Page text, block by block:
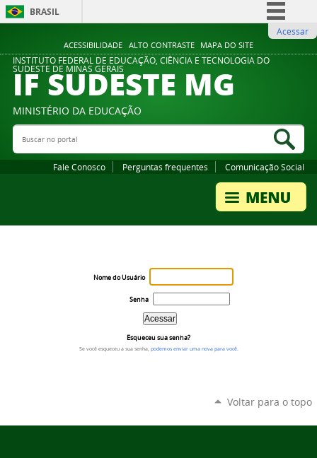
ACESSIBILIDADE ALTO CONTRASTE MAPA DO SITE
BRASIL
Comunica BR
Participe
Legislação
Acessar
INSTITUTO FEDERAL DE EDUCAÇÃO, CIÊNCIA E TECNOLOGIA DO
SUDESTE DE MINAS GERAIS
IF SUDESTE MG
MINISTÉRIO DA EDUCAÇÃO
Buscar no portal
Fale Conosco Perguntas frequentes Comunicação Social
Nome do Usuário
Senha
Esqueceu sua senha?
Se você esqueceu a sua senha, podemos enviar uma nova para você.
Voltar para o topo